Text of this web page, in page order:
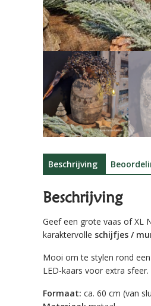
Beschrijving
Beschrijving
Geef een grote vaas of XL
karaktervolle schijfjes /
Mooi om te stylen rond
LED-kaars voor extra sfeer.
Formaat: ca. 60 cm (van